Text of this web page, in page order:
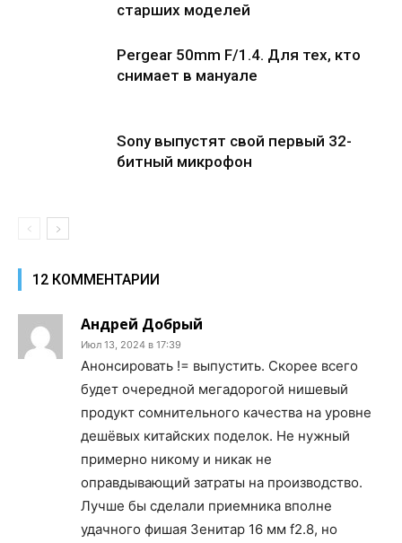
старших моделей
Pergear 50mm F/1.4. Для тех, кто
снимает в мануале
Sony выпустят свой первый 32-
битный микрофон
12 КОММЕНТАРИИ
Андрей Добрый
Июл 13, 2024 в 17:39
Анонсировать != выпустить. Скорее всего
будет очередной мегадорогой нишевый
продукт сомнительного качества на уровне
дешёвых китайских поделок. Не нужный
примерно никому и никак не
оправдывающий затраты на производство.
Лучше бы сделали приемника вполне
удачного фишая Зенитар 16 мм f2.8, но